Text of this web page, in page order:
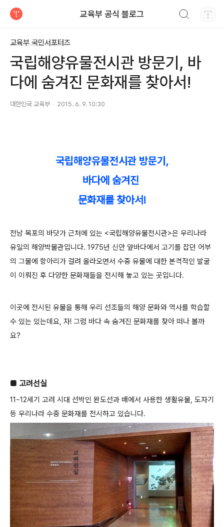
교육부 공식 블로그
교육부 국민서포터즈
국립해양유물전시관 방문기, 바
다에 숨겨진 문화재를 찾아서!
대한민국 교육부 2015. 6. 9. 10:30
국립해양유물전시관 방문기,
바다에 숨겨진
문화재를 찾아서!
전남 목포의 바닷가 근처에 있는 <국립해양유물전시관>은 우리나라
유일의 해양박물관입니다. 1975년 신안 앞바다에서 고기를 잡던 어부
의 그물에 항아리가 걸려 올라오면서 수중 유물에 대한 본격적인 발굴
이 이뤄진 후 다양한 문화재들을 전시해 놓고 있는 곳입니다.
이곳에 전시된 유물을 통해 우리 선조들의 해양 문화와 역사를 학습할
수 있는 있는데요, 자! 그럼 바다 속 숨겨진 문화재를 찾아 떠나 볼까
요?
■ 고려선실
11~12세기 고려 시대 선박인 완도선과 배에서 사용한 생활유물, 도자기
등 우리나라 수중 문화재를 전시하고 있습니다.